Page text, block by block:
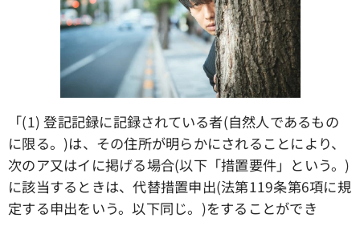
「(1) 登記記録に記録されている者(自然人であるもの
に限る。)は、その住所が明らかにされることにより、
次のア又はイに掲げる場合(以下「措置要件」という。)
に該当するときは、代替措置申出(法第119条第6項に規
定する申出をいう。以下同じ。)をすることができ